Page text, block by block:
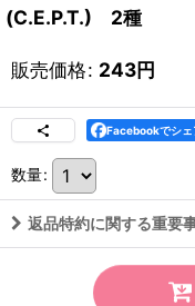
(C.E.P.T.) 2種
販売価格: 243円
Facebookでシェ
数量:
返品特約に関する重要